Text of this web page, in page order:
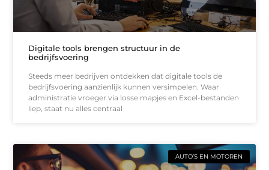
Digitale tools brengen structuur in de
bedrijfsvoering
Steeds meer bedrijven ontdekken dat digitale tools de
bedrijfsvoering aanzienlijk kunnen versimpelen. Waar
administratie vroeger via losse mapjes en Excel-bestanden
liep, staat nu alles centraal
AUTO’S EN MOTOREN